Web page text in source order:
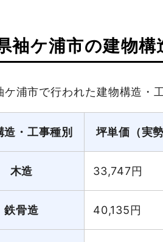
袖ケ浦市の建物
ケ浦市で行われた建物構造・
造・工事種別 坪単価（実
木造 33,747円
鉄骨造 40,135円